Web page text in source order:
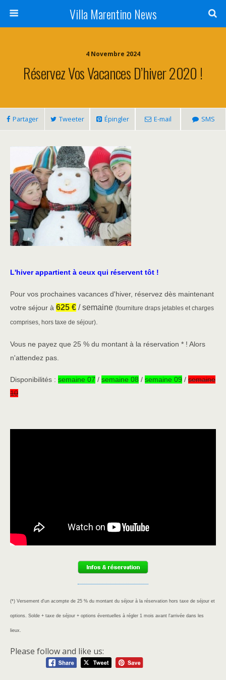
Villa Marentino News
4 Novembre 2024
Réservez Vos Vacances D’hiver 2020 !
Partager Tweeter Épingler E-mail SMS
L'hiver appartient à ceux qui réservent tôt !
Pour vos prochaines vacances d'hiver, réservez dès maintenant
votre séjour à 625 € / semaine (fourniture draps jetables et charges
comprises, hors taxe de séjour)
Vous ne payez que 25 % du montant à la réservation * ! Alors
n'attendez pas.
Disponibilités : semaine 07 / semaine 08 / semaine 09 / semaine
10
(*) Versement d'un acompte de 25 % du montant du séjour à la réservation hors taxe de séjour et
options. Solde + taxe de séjour + options éventuelles à régler 1 mois avant l'arrivée dans les
lieux.
Please follow and like us: